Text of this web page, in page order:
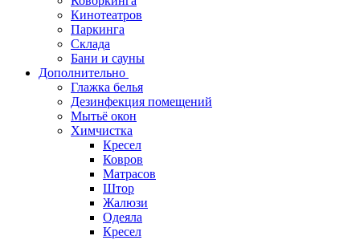
Кинотеатров
Паркинга
Склада
Бани и сауны
Дополнительно
Глажка белья
Дезинфекция помещений
Мытьё окон
Химчистка
Кресел
Ковров
Матрасов
Штор
Жалюзи
Одеяла
Кресел